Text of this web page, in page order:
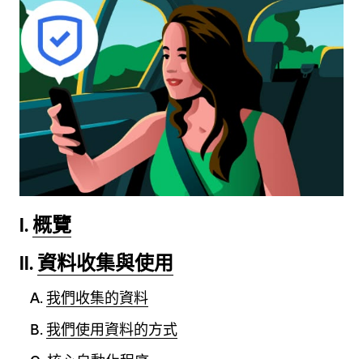
I.概覽
II. 資料收集與使用
A. 我們收集的資料
B. 我們使用資料的方式